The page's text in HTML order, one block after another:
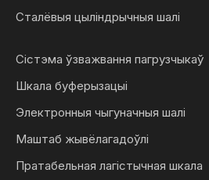
Сталёвыя цыліндрычныя шалі
Сістэма ўзважвання пагрузчыкаў
Шкала буферызацыі
Электронныя чыгуначныя шалі
Маштаб жывёлагадоўлі
Пратабельная лагістычная шкала